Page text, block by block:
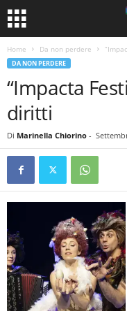
Home Da non perdere
DA NON PERDERE
“Impacta
diritti
Di Marinella Chiorino -